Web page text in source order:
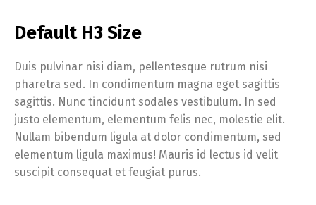
Default H3 Size
Duis pulvinar nisi diam, pellentesque rutrum nisi
pharetra sed. In condimentum magna eget sagittis
sagittis. Nunc tincidunt sodales vestibulum. In sed
justo elementum, elementum felis nec, molestie elit.
Nullam bibendum ligula at dolor condimentum, sed
elementum ligula maximus! Mauris id lectus id velit
suscipit consequat et feugiat purus.